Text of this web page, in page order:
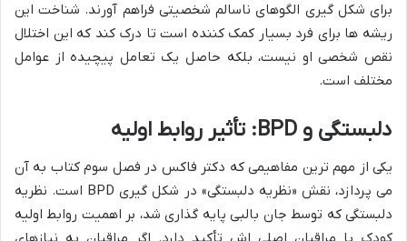
برای شکل گیری الگوهای ناسالم شخصیتی فراهم آورند. شناخت این
ریشه ها برای فرد بسیار کمک کننده است تا درک کند که این اختلال
نقص شخصی او نیست، بلکه حاصل یک تعامل پیچیده از عوامل
مختلف است.
دلبستگی و BPD: تأثیر روابط اولیه
یکی از مهم ترین مفاهیمی که دکتر فاکس در فصل سوم کتاب به آن
می پردازد، نقش «نظریه دلبستگی» در شکل گیری BPD است. نظریه
دلبستگی که توسط جان بالبی پایه گذاری شد، بر اهمیت روابط اولیه